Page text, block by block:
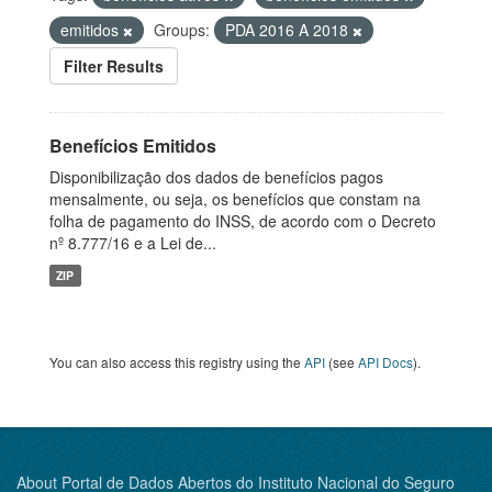
emitidos
Groups:
PDA 2016 A 2018
Filter Results
Benefícios Emitidos
Disponibilização dos dados de benefícios pagos
mensalmente, ou seja, os benefícios que constam na
folha de pagamento do INSS, de acordo com o Decreto
nº 8.777/16 e a Lei de...
ZIP
You can also access this registry using the API (see API Docs).
About Portal de Dados Abertos do Instituto Nacional do Seguro